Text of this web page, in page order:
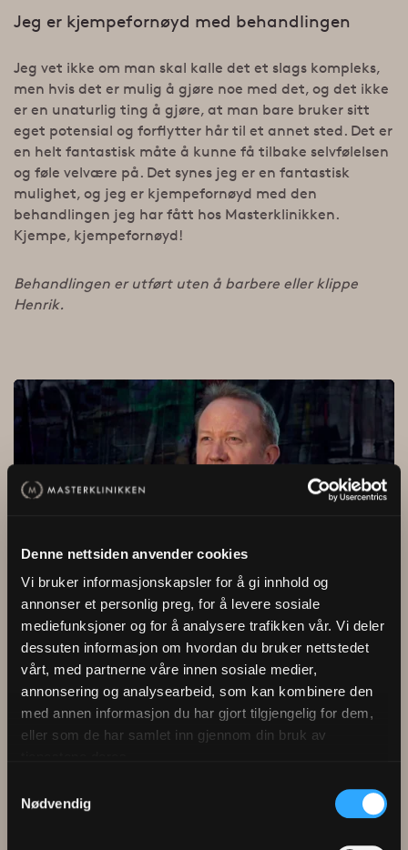
Denne nettsiden anvender cookies
Vi bruker informasjonskapsler for å gi innhold og
annonser et personlig preg, for å levere sosiale
mediefunksjoner og for å analysere trafikken vår. Vi deler
dessuten informasjon om hvordan du bruker nettstedet
vårt, med partnerne våre innen sosiale medier,
annonsering og analysearbeid, som kan kombinere den
med annen informasjon du har gjort tilgjengelig for dem,
eller som de har samlet inn gjennom din bruk av
Nødvendig
Jeg er kjempefornøyd med behandlingen
Jeg vet ikke om man skal kalle det et slags kompleks,
men hvis det er mulig å gjøre noe med det, og det ikke
er en unaturlig ting å gjøre, at man bare bruker sitt
eget potensial og forflytter hår til et annet sted. Det er
en helt fantastisk måte å kunne få tilbake selvfølelsen
og føle velvære på. Det synes jeg er en fantastisk
mulighet, og jeg er kjempefornøyd med den
behandlingen jeg har fått hos Masterklinikken.
Kjempe, kjempefornøyd!
Behandlingen er utført uten å barbere eller klippe
Henrik.
01:43
Flere kundehistorier